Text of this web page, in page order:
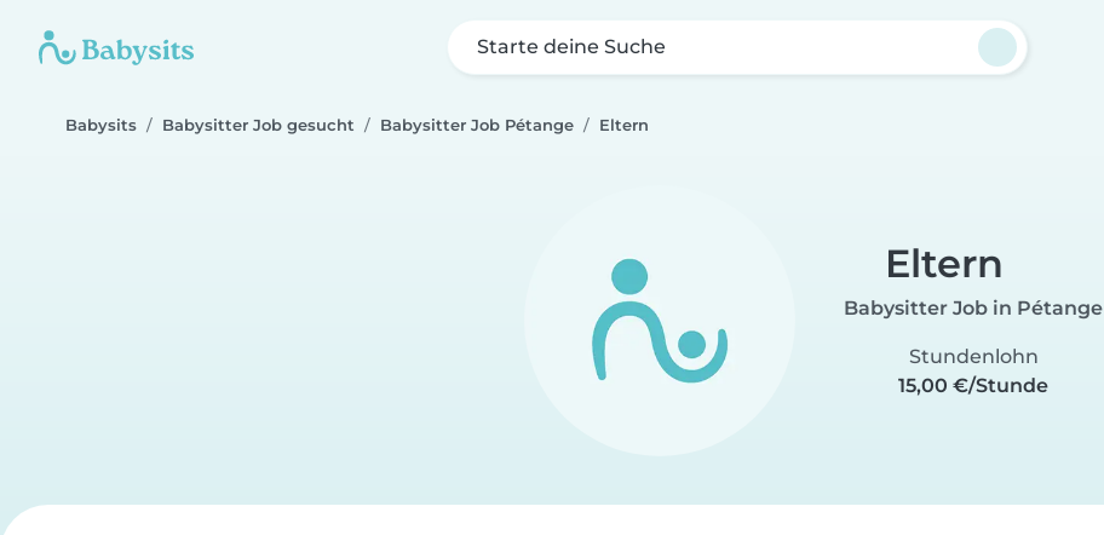
Starte deine Suche
Babysits Babysitter Job gesucht Babysitter Job Pétange Eltern
Eltern
Babysitter Job in Pétange
Stundenlohn
15,00 €/Stunde